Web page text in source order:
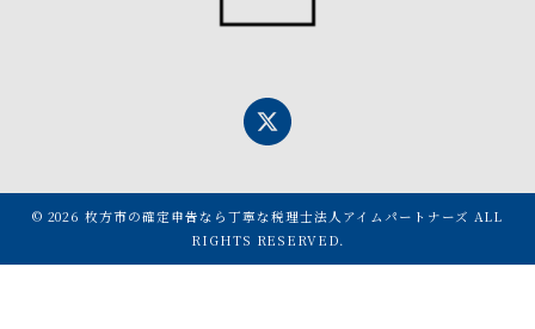
© 2026 枚方市の確定申告なら丁寧な税理士法人アイムパートナーズ ALL
RIGHTS RESERVED.